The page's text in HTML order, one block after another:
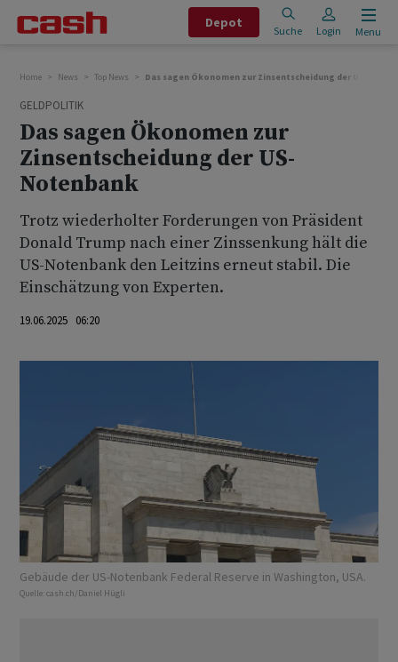
Depot
Suche Login Menu
Home News Top News Das sagen Ökonomen zur Zinsentscheidung der US-
GELDPOLITIK
Das sagen Ökonomen zur
Zinsentscheidung der US-
Notenbank
Trotz wiederholter Forderungen von Präsident
Donald Trump nach einer Zinssenkung hält die
US-Notenbank den Leitzins erneut stabil. Die
Einschätzung von Experten.
19.06.2025 06:20
Gebäude der US-Notenbank Federal Reserve in Washington, USA.
Quelle: cash.ch/Daniel Hügli